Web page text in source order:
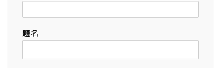
題名